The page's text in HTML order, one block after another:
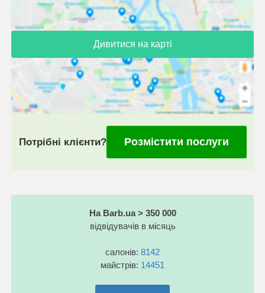
Дивитися на карті
Потрібні клієнти? Розмістити послуги
На Barb.ua > 350 000
відвідувачів в місяць
салонів: 8142
майстрів: 14451